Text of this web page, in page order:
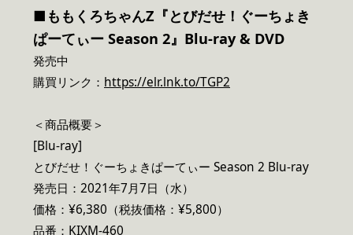
■ももくろちゃんZ『とびだせ！ぐーちょき
ぱーてぃー Season 2』Blu-ray & DVD
発売中
購買リンク： https://elr.lnk.to/TGP2
＜商品概要＞
[Blu-ray]
とびだせ！ぐーちょきぱーてぃー Season 2 Blu-ray
発売日：2021年7月7日（水）
価格：¥6,380（税抜価格：¥5,800）
品番：KIXM-460